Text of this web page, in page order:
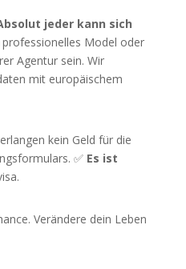
jeder kann sich
professionelles Model oder
Agentur sein. Wir
mit europäischem
kein Geld für die
✅ Es ist
Verändere dein Leben